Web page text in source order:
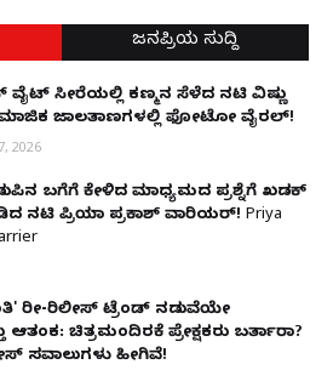
ಜನಪ್ರಿಯ ಸುದ್ದಿ
ವೈಟ್‌ ಸೀರೆಯಲ್ಲಿ ಕಣ್ಮನ ಸೆಳೆದ ನಟಿ ವಿಷ್ಣು
ಜಾಲತಾಣಗಳಲ್ಲಿ ಫೋಟೋ ವೈರಲ್!
2026
ಬಗೆಗೆ ಕೇಳಿದ ಮಾಧ್ಯಮದ ಪ್ರಶ್ನೆಗೆ ಖಡಕ್
ನಟಿ ಪ್ರಿಯಾ ಪ್ರಕಾಶ್ ವಾರಿಯರ್! Priya
ರೀ-ರಿಲೀಸ್ ಟ್ರೆಂಡ್ ನಡುವೆಯೇ
ಆತಂಕ: ಚಿತ್ರಮಂದಿರಕ್ಕೆ ಪ್ರೇಕ್ಷಕರು ಬರ್ತಾರಾ?
ಸವಾಲುಗಳು ಹೀಗಿವೆ!